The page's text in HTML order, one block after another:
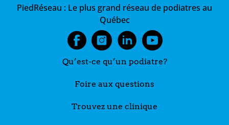
PiedRéseau : Le plus grand réseau de podiatres au
Québec
Qu’est-ce qu’un podiatre?
Foire aux questions
Trouvez une clinique